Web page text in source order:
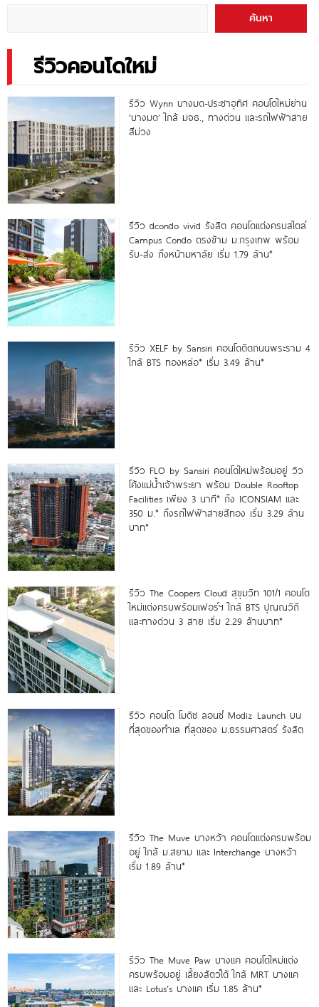
ค้นหา
รีวิวคอนโดใหม่
รีวิว Wynn บางมด-ประชาอุทิศ คอนโดใหม่ย่าน
‘บางมด’ ใกล้ มจธ., ทางด่วน และรถไฟฟ้าสาย
สีม่วง
รีวิว dcondo vivid รังสิต คอนโดแต่งครบสไตล์
Campus Condo ตรงข้าม ม.กรุงเทพ พร้อม
รับ-ส่ง ถึงหน้ามหาลัย เริ่ม 1.79 ล้าน*
รีวิว XELF by Sansiri คอนโดติดถนนพระราม 4
ใกล้ BTS ทองหล่อ* เริ่ม 3.49 ล้าน*
รีวิว FLO by Sansiri คอนโดใหม่พร้อมอยู่ วิว
โค้งแม่น้ำเจ้าพระยา พร้อม Double Rooftop
Facilities เพียง 3 นาที* ถึง ICONSIAM และ
350 ม.* ถึงรถไฟฟ้าสายสีทอง เริ่ม 3.29 ล้าน
บาท*
รีวิว The Coopers Cloud สุขุมวิท 101/1 คอนโด
ใหม่แต่งครบพร้อมเฟอร์ฯ ใกล้ BTS ปุณณวิถี
และทางด่วน 3 สาย เริ่ม 2.29 ล้านบาท*
รีวิว คอนโด โมดิซ ลอนซ์ Modiz Launch บน
ที่สุดของทำเล ที่สุดของ ม.ธรรมศาสตร์ รังสิต
รีวิว The Muve บางหว้า คอนโดแต่งครบพร้อม
อยู่ ใกล้ ม.สยาม และ Interchange บางหว้า
เริ่ม 1.89 ล้าน*
รีวิว The Muve Paw บางแค คอนโดใหม่แต่ง
ครบพร้อมอยู่ เลี้ยงสัตว์ได้ ใกล้ MRT บางแค
และ Lotus’s บางแค เริ่ม 1.85 ล้าน*